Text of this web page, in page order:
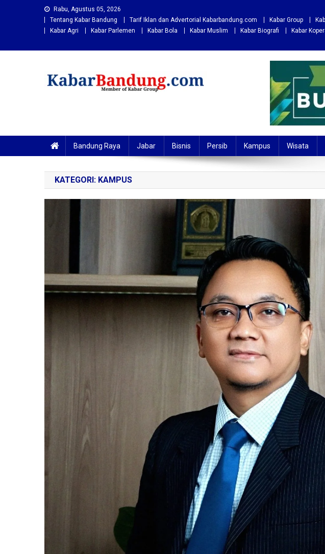
Rabu, Agustus 05, 2026
Tentang Kabar Bandung
Tarif Iklan dan Advertorial Kabarbandung.com Kabar Group
Kabar Agri
Kabar Parlemen Kabar Bola Kabar Muslim Kabar Biografi Kabar
Bandung Raya Jabar Bisnis Persib Kampus Wisata
KATEGORI: KAMPUS